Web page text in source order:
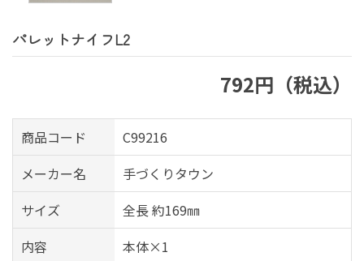
パレットナイフL2
792円（税込）
商品コード
C99216
メーカー名
手づくりタウン
サイズ
全長 約169㎜
内容
本体×1